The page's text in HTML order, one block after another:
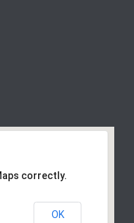
correctly.
OK